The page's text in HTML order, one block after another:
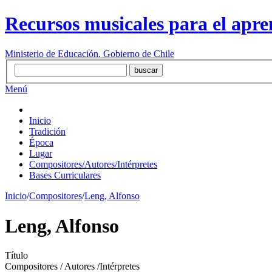
Recursos musicales para el
Ministerio de Educación. Gobierno de Chile
Menú
Inicio
Tradición
Época
Lugar
Compositores/Autores/Intérpretes
Bases Curriculares
Inicio/Compositores/Leng, Alfonso
Leng, Alfonso
Título
Compositores / Autores /Intérpretes